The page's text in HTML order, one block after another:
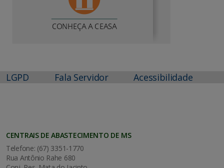
LGPD Fala Servidor Acessibilidade
CENTRAIS DE ABASTECIMENTO DE MS
Telefone: (67) 3351-1770
Rua Antônio Rahe 680